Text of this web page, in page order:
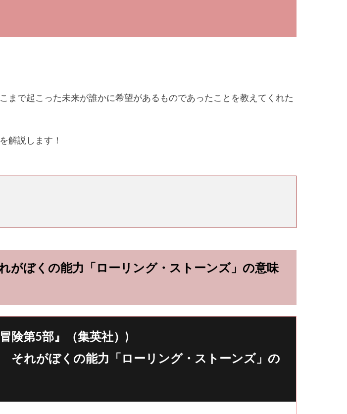
で起こった未来が誰かに希望があるものであったことを教えてくれた
解説します！
ぼくの能力「ローリング・ストーンズ」の意味
険第5部』（集英社）)
れがぼくの能力「ローリング・ストーンズ」の